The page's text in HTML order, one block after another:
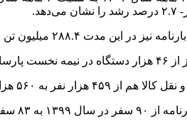
بارنامه نیز در این مدت ۲۸۸.۴ میلیون تن بود که نسبت به مدت مشابه پارسال -۲۸۳.۳ میلیون تن- رشد ۱.۸ درصدی یافته است.
دستگاه در نیمه نخست امسال رسیده که بیانگر رشد ۱۱ درصدی است.
نقل کالا هم از ۴۵۹ هزار نفر به ۵۶۰ هزار نفر رسیده که افزایش ۲ درصدی را نشان می‌دهد.
از ۹۰ سفر در سال ۱۳۹۹ به ۸۳ سفر در سال ۱۴۰۳ کاهش یافته است (افت ۷ درصدی).